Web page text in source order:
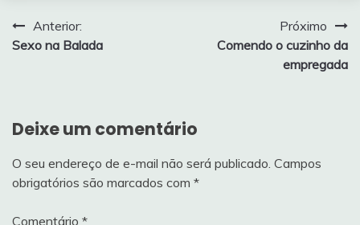
Navegação
de
Anterior:
Sexo na Balada
Próximo
Comendo o cuzinho da
empregada
Deixe um comentário
O seu endereço de e-mail não será publicado. Campos
obrigatórios são marcados com *
Comentário *